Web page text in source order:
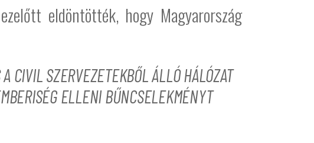
eldöntötték, hogy Magyarország
CIVIL SZERVEZETEKBŐL ÁLLÓ HÁLÓZAT
ELLENI BŰNCSELEKMÉNYT